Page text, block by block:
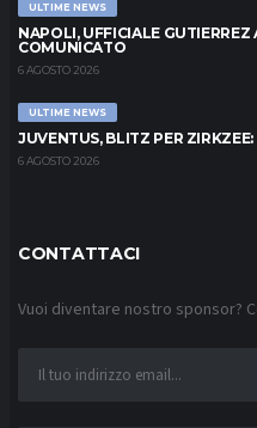
ULTIME NEWS
NAPOLI, UFFICIALE GUTIERREZ
COMUNICATO
6 AGOSTO 2026
ULTIME NEWS
JUVENTUS, BLITZ PER
6 AGOSTO 2026
CONTATTACI
Vuoi diventare nostro sponsor?